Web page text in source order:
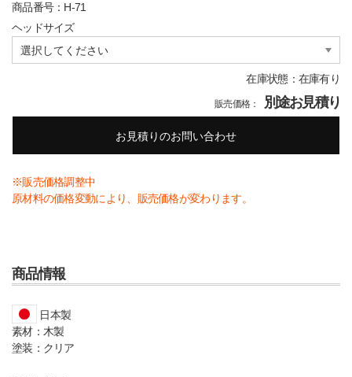
商品番号：H-71
ヘッドサイズ
在庫状態：在庫有り
販売価格： 別途お見積り
お見積りのお問い合わせ
※販売価格調整中
原材料の価格変動により、販売価格が変わります。
商品情報
日本製
素材：木製
塗装：クリア